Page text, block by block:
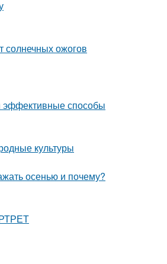
солнечных ожогов
эффективные способы
культуры
осенью и почему?